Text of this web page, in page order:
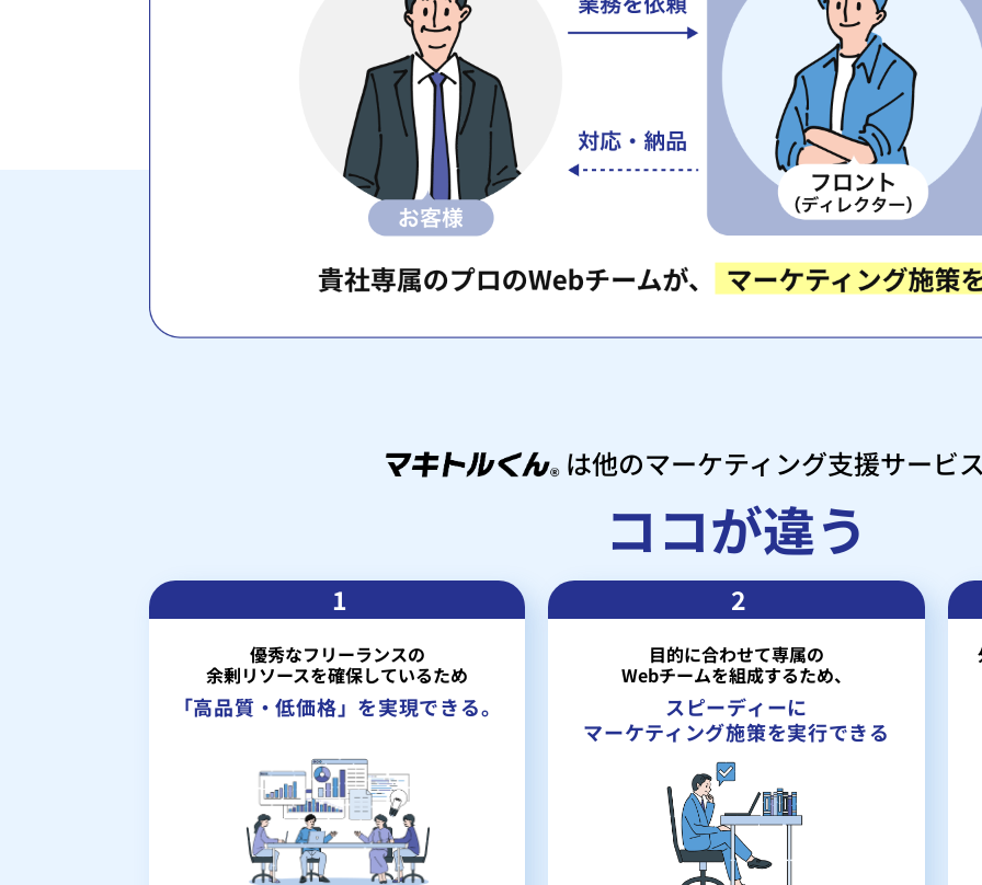
は他のマーケティング支援サービ
ココが違う
1
優秀なフリーランスの
余剰リソースを確保しているため
「高品質・低価格」を実現できる。
2
目的に合わせて専属の
Webチームを組成するため、
スピーディーに
マーケティング施策を実行できる